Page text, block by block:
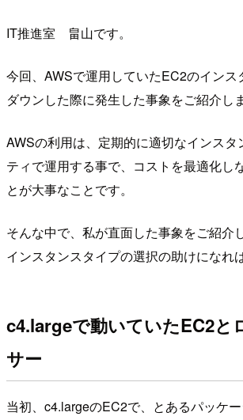
IT推進室 畠山です。
今回、AWSで運用していたEC2のインス
ダウンした際に発生した事象をご紹介しま
AWSの利用は、定期的に適切なインスタ
ティで運用する事で、コストを最適化し
とが大事なことです。
そんな中で、私が直面した事象をご紹介
インスタンスタイプの選択の助けになれ
c4.largeで動いていたEC2と
サー
当初、c4.largeのEC2で、とあるパッケ